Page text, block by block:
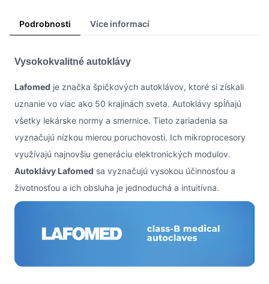
Podrobnosti Více informací
Vysokokvalitné autoklávy
Lafomed je značka špičkových autoklávov, ktoré si získali
uznanie vo viac ako 50 krajinách sveta. Autoklávy spĺňajú
všetky lekárske normy a smernice. Tieto zariadenia sa
vyznačujú nízkou mierou poruchovosti. Ich mikroprocesory
využívajú najnovšiu generáciu elektronických modulov.
Autoklávy Lafomed sa vyznačujú vysokou účinnosťou a
životnosťou a ich obsluha je jednoduchá a intuitívna.